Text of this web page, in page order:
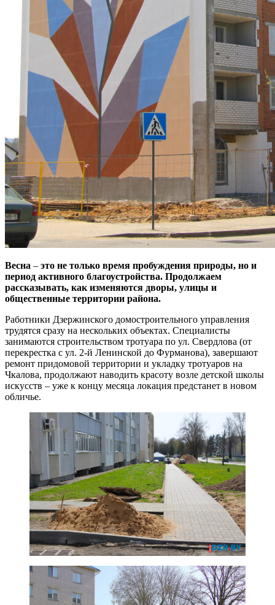
Весна – это не только время пробуждения природы, но и
период активного благоустройства. Продолжаем
рассказывать, как изменяются дворы, улицы и
общественные территории района.
Работники Дзержинского домостроительного управления
трудятся сразу на нескольких объектах. Специалисты
занимаются строительством тротуара по ул. Свердлова (от
перекрестка с ул. 2-й Ленинской до Фурманова), завершают
ремонт придомовой территории и укладку тротуаров на
Чкалова, продолжают наводить красоту возле детской школы
искусств – уже к концу месяца локация предстанет в новом
обличье.